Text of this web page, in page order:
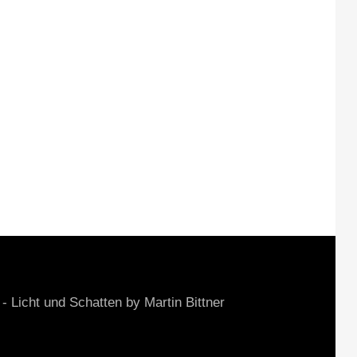
und Schatten by Martin Bittner